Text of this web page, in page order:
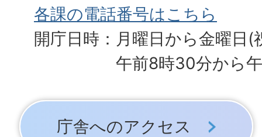
各課の電話番号はこちら
開庁日時：月曜日から金曜日(
午前8時30分から
庁舎へのアクセス